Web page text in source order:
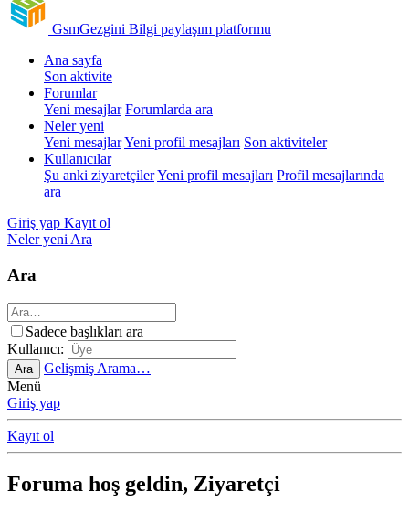
GsmGezgini Bilgi paylaşım platformu
Ana sayfa
Son aktivite
Forumlar
Yeni mesajlar Forumlarda ara
Neler yeni
Yeni mesajlarYeni profil mesajları Son aktiviteler
Kullanıcılar
Şu anki ziyaretçilerYeni profil mesajları Profil mesajlarında
ara
Giriş yap Kayıt ol
Neler yeniAra
Ara
Sadece başlıkları ara
Kullanıcı:
Ara
Gelişmiş Arama…
Menü
Giriş yap
Kayıt ol
Foruma hoş geldin, Ziyaretçi